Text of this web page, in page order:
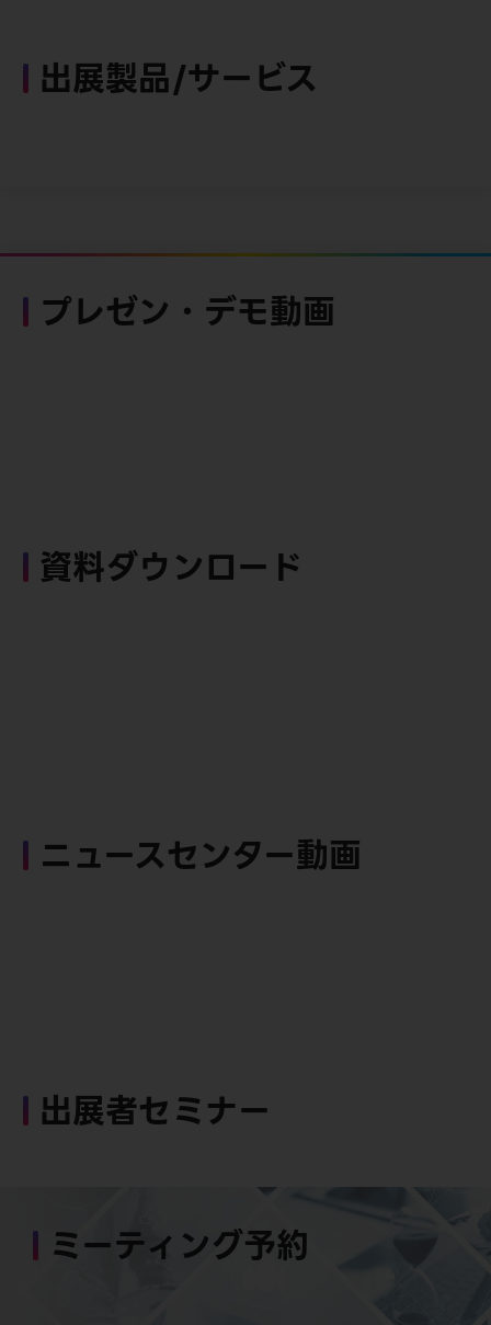
出展製品/サービス
プレゼン・デモ動画
資料ダウンロード
ニュースセンター動画
出展者セミナー
ミーティング予約